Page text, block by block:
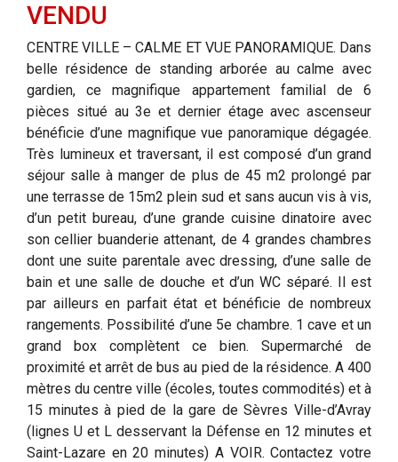
VENDU
CENTRE VILLE – CALME ET VUE PANORAMIQUE. Dans
belle résidence de standing arborée au calme avec
gardien, ce magnifique appartement familial de 6
pièces situé au 3e et dernier étage avec ascenseur
bénéficie d’une magnifique vue panoramique dégagée.
Très lumineux et traversant, il est composé d’un grand
séjour salle à manger de plus de 45 m2 prolongé par
une terrasse de 15m2 plein sud et sans aucun vis à vis,
d’un petit bureau, d’une grande cuisine dinatoire avec
son cellier buanderie attenant, de 4 grandes chambres
dont une suite parentale avec dressing, d’une salle de
bain et une salle de douche et d’un WC séparé. Il est
par ailleurs en parfait état et bénéficie de nombreux
rangements. Possibilité d’une 5e chambre. 1 cave et un
grand box complètent ce bien. Supermarché de
proximité et arrêt de bus au pied de la résidence. A 400
mètres du centre ville (écoles, toutes commodités) et à
15 minutes à pied de la gare de Sèvres Ville-d’Avray
(lignes U et L desservant la Défense en 12 minutes et
Saint-Lazare en 20 minutes) A VOIR. Contactez votre